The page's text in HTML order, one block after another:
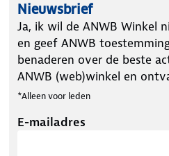
Nieuwsbrief
Ja, ik wil de ANWB Winkel
en geef ANWB
benaderen over de beste
ANWB (web)winkel en
*Alleen voor leden
E-mailadres